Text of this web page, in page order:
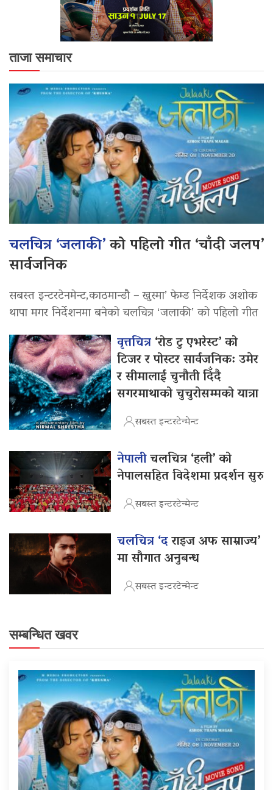
ताजा समाचार
चलचित्र ‘जलाकी’को पहिलो गीत ‘चाँदी जलप’
सार्वजनिक
सबस्त इन्टरटेनमेन्ट,काठमान्डौ – खुस्मा’ फेम्ड निर्देशक अशोक
थापा मगर निर्देशनमा बनेको चलचित्र ‘जलाकी’ को पहिलो गीत
वृत्तचित्र‘रोड टु एभरेस्ट’ को
टिजर र पोस्टर सार्वजनिक: उमेर
र सीमालाई चुनौती दिँदै
सगरमाथाको चुचुरोसम्मको यात्रा
सबस्त इन्टरटेन्मेन्ट
नेपालीचलचित्र ‘हली’ को
नेपालसहित विदेशमा प्रदर्शन सुरु
सबस्त इन्टरटेन्मेन्ट
चलचित्र ‘दराइज अफ साम्राज्य’
मा सौगात अनुबन्ध
सबस्त इन्टरटेन्मेन्ट
सम्बन्धित खवर